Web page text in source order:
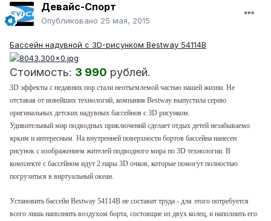
Девайс-Спорт
Опубликовано 25 мая, 2015
Бассейн надувной с 3D-рисунком Bestway 54114B
Стоимость: 3 990 рублей.
3D эффекты с недавних пор стали неотъемлемой частью нашей жизни. Не
отставая от новейших технологий, компания Bestway выпустила серию
оригинальных детских надувных бассейнов с 3D рисунком.
Удивительный мир подводных приключений сделает отдых детей незабываемо
ярким и интересным. На внутренней поверхности бортов бассейна нанесен
рисунок с изображением жителей подводного мира по 3D технологии. В
комплекте с бассейном идут 2 пары 3D очков, которые помогут полностью
погрузиться в виртуальный океан.
Установить бассейн Bestway 54114B не составит труда - для этого потребуется
всего лишь наполнить воздухом борта, состоящие из двух колец, и наполнить его